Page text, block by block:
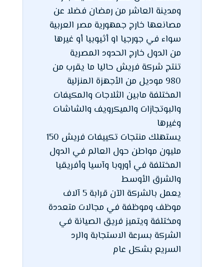
ومدينة العاشر من رمضان فضلا عن
مصانعها خارج جمهورية مصر العربية
سواء في جورجيا او أثيوبيا أو غيرها
من الدول خارج الحدود المصرية
تنتج شركة فريش حاليا ما يقرب من
980 موديل من الأجهزة المنزلية
المختلفة مابين الثلاجات والمكيفات
والبوتجازات والميكرويف والشاشات
وغيرها
يستهلك منتجات تكييفات فريش 150
مليون مواطن حول العالم في الدول
المختلفة في أوروبا وآسيا وأفريقيا
والشرق الأوسط
يعمل بالشركة الآن قرابة 5 آلاف
موظف وموظفة في مجالات متعددة
ومختلفة ويتميز فريق الصيانة في
الشركة بسرعة الاستجابة والرد
السريع بشكل عام